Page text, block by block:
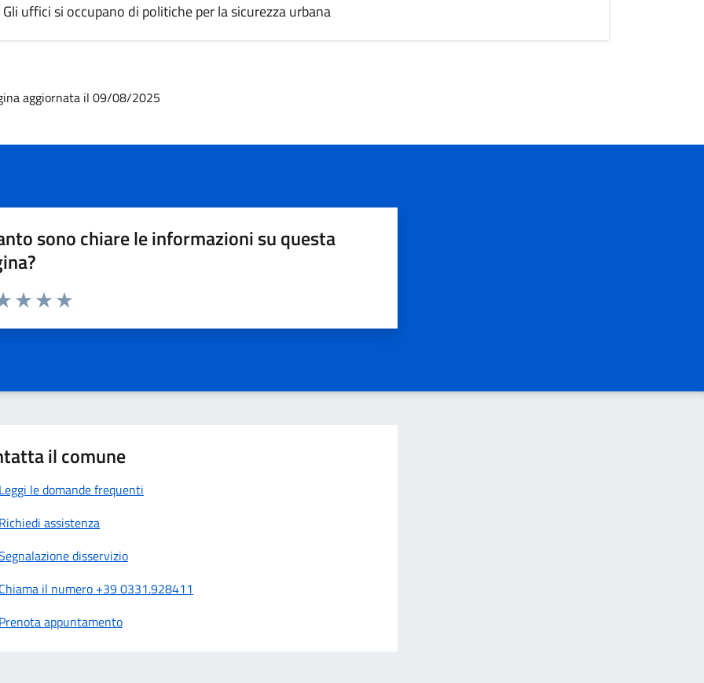
Gli uffici si occupano di politiche per la sicurezza urbana
aggiornata il 09/08/2025
sono chiare le informazioni su questa
1 a 5 stelle la pagina
il comune
le domande frequenti
assistenza
disservizio
il numero +39 0331.928411
appuntamento